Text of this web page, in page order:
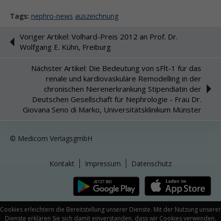
Cookies erleichtern die Bereitstellung unserer Dienste. Mit der Nutzung unserer
Dienste erklären Sie sich damit einverstanden, dass wir Cookies verwenden.
Tags: nephro-news auszeichnung
Voriger Artikel: Volhard-Preis 2012 an Prof. Dr.
Wolfgang E. Kühn, Freiburg
Nächster Artikel: Die Bedeutung von sFlt-1 für das
renale und kardiovaskuläre Remodelling in der
chronischen Nierenerkrankung Stipendiatin der
Deutschen Gesellschaft für Nephrologie - Frau Dr.
Giovana Seno di Marko, Universitätsklinikum Münster
© Medicom VerlagsgmbH
Kontakt Impressum Datenschutz